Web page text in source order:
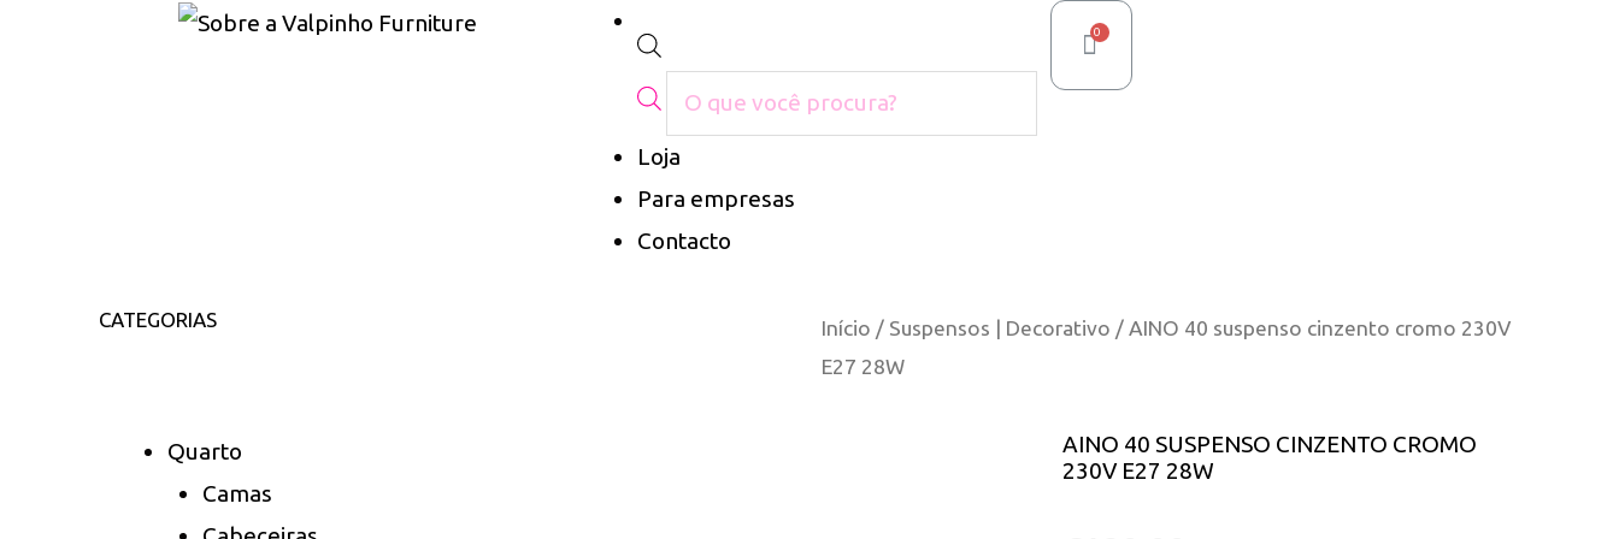
Loja
Para empresas
Contacto
CATEGORIAS Início / Suspensos | Decorativo / AINO 40 suspenso cinzento cromo 230V
E27 28W
Quarto
Camas
AINO 40 SUSPENSO CINZENTO CROMO
230V E27 28W